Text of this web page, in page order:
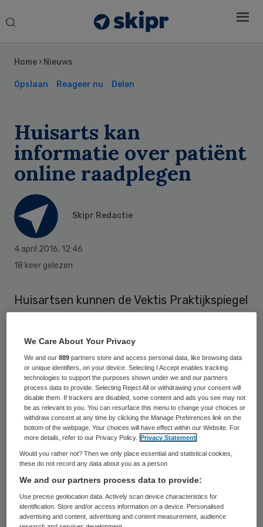
Search
Home › Nieuws
Opslaan Reageer nu Delen
Huisarts kan
informatie over patiënt
online raadplegen
Skipr Redactie
4 april 2016, 12:46
18 keer gelezen
Huisartsen kunnen de Vektis Praktijkspiegel
daardoor zogenaamde spiegelinformatie
over hun praktijk: inzicht in het zorggebruik
van hun patiënten en een vergelijking
daarvan met het landelijke beeld.
Vektis leidt de Praktijkspiegel af uit data
over de gedeclareerde zorg in Nederland.
Omdat het gevoelige informatie betreft, is
de Praktijkspiegel alleen toegankelijk voor
de betreffende huisartspraktijk. Die kunnen
de Praktijkspiegel downloaden viade
nieuwe Vektis-website, een beveiligd online-
Sidebar
We Care About Your Privacy
We and our889 partners store and access personal data, like browsing data
or unique identifiers, on your device. Selecting I Accept enables tracking
technologies to support the purposes shown under we and our partners
process data to provide. Selecting Reject All or withdrawing your consent will
disable them. If trackers are disabled, some content and ads you see may not
be as relevant to you. You can resurface this menu to change your choices or
withdraw consent at any time by clicking the Manage Preferences link on the
bottom of the webpage. Your choices will have effect within our Website. For
more details, refer to our Privacy Policy.
Privacy Statement
Would you rather not? Then we only place essential and statistical cookies,
these do not record any data about you as a person
We and our partners process data to provide:
Use precise geolocation data. Actively scan device characteristics for
identification. Store and/or access information on a device. Personalised
advertising and content, advertising and content measurement, audience